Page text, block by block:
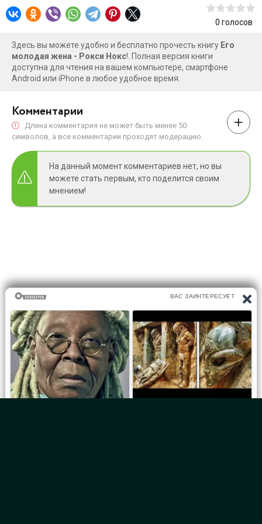
0 голосов
Здесь вы можете удобно и бесплатно прочесть книгу Его
молодая жена - Рокси Нокс!. Полная версия книги
доступна для чтения на вашем компьютере, смартфоне
Android или iPhone в любое удобное время.
Комментарии
Длина комментария не может быть менее 50
символов, а все комментарии проходят модерацию.
На данный момент комментариев нет, но вы
можете стать первым, кто поделится своим
мнением!